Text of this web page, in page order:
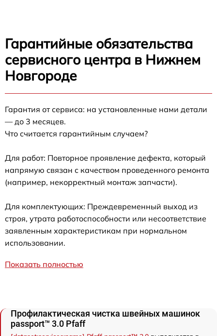
Гарантийные обязательства
сервисного центра в Нижнем
Новгороде
Гарантия от сервиса: на установленные нами детали
— до 3 месяцев.
Что считается гарантийным случаем?
Для работ: Повторное проявление дефекта, который
напрямую связан с качеством проведенного ремонта
(например, некорректный монтаж запчасти).
Для комплектующих: Преждевременный выход из
строя, утрата работоспособности или несоответствие
заявленным характеристикам при нормальном
использовании.
Показать полностью
Профилактическая чистка швейных машинок
passport™ 3.0 Pfaff